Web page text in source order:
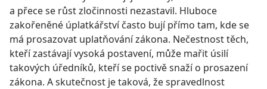
a přece se růst zločinnosti nezastavil. Hluboce
zakořeněné úplatkářství často bují přímo tam, kde se
má prosazovat uplatňování zákona. Nečestnost těch,
kteří zastávají vysoká postavení, může mařit úsilí
takových úředníků, kteří se poctivě snaží o prosazení
zákona. A skutečnost je taková, že spravedlnost